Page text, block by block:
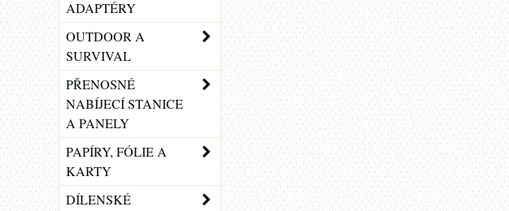
ADAPTÉRY
OUTDOOR A
SURVIVAL
PŘENOSNÉ
NABÍJECÍ STANICE
A PANELY
PAPÍRY, FÓLIE A
KARTY
DÍLENSKÉ